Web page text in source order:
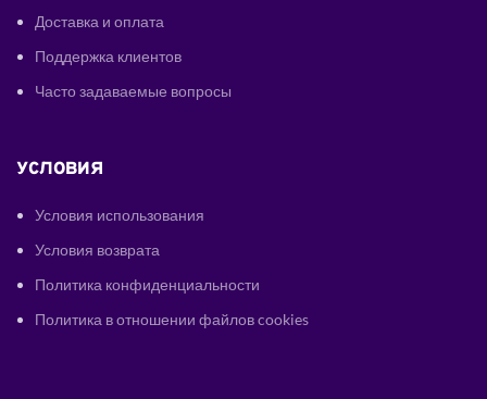
Доставка и оплата
Поддержка клиентов
Часто задаваемые вопросы
УСЛОВИЯ
Условия использования
Условия возврата
Политика конфиденциальности
Политика в отношении файлов cookies